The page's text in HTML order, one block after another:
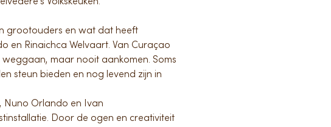
grootouders en wat dat heeft
en Rinaichca Welvaart. Van Curaçao
maar nooit aankomen. Soms
steun bieden en nog levend zijn in
Nuno Orlando en Ivan
Door de ogen en creativiteit